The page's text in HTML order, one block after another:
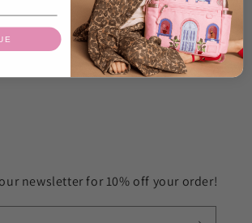
newsletter for 10% off your order!